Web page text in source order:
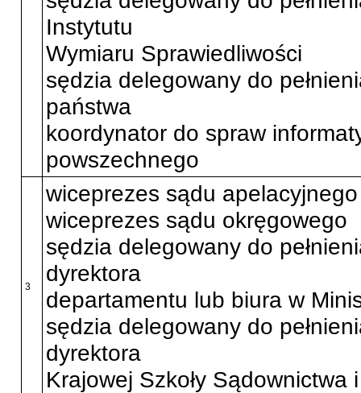
Instytutu
Wymiaru Sprawiedliwości
sędzia delegowany do
państwa
koordynator do spraw
powszechnego
3
wiceprezes sądu apelacyjnego
wiceprezes sądu okręgowego
sędzia delegowany do
dyrektora
departamentu lub biura w
sędzia delegowany do
dyrektora
Krajowej Szkoły Sądownictwa